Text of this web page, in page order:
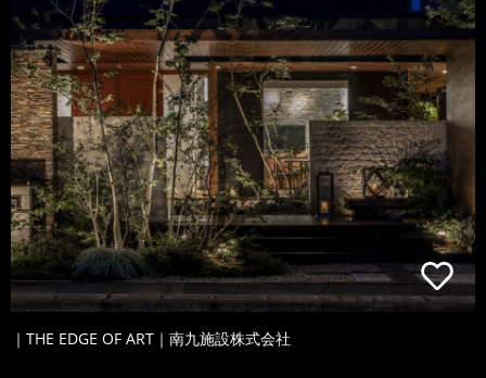
｜THE EDGE OF ART｜南九施設株式会社